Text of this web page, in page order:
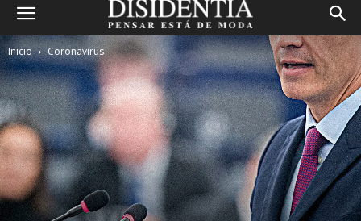
Inicio Coronavirus